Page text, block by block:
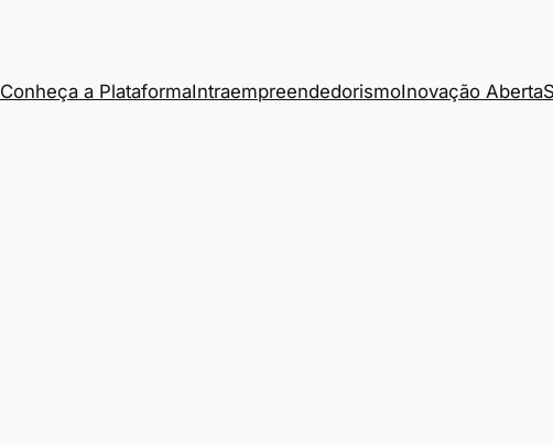
Conheça a PlataformaIntraempreendedorismoInovação Aberta